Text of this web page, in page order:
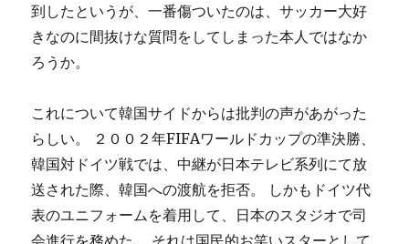
到したというが、一番傷ついたのは、サッカー大好
きなのに間抜けな質問をしてしまった本人ではなか
ろうか。
これについて韓国サイドからは批判の声があがった
らしい。 ２００２年FIFAワールドカップの準決勝、
韓国対ドイツ戦では、中継が日本テレビ系列にて放
送された際、韓国への渡航を拒否。 しかもドイツ代
表のユニフォームを着用して、日本のスタジオで司
会進行を務めた。 それは国民的お笑いスターとして